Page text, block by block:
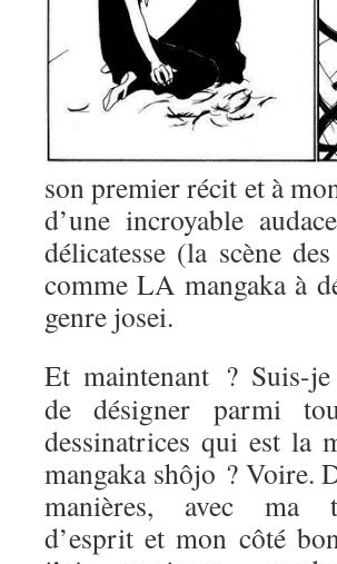
son premier récit et à
d’une incroyable
délicatesse (la scène
comme LA mangaka à
genre josei.
Et maintenant ? Suis-je
de désigner parmi
dessinatrices qui est la
mangaka shôjo ? Voire.
manières, avec ma
d’esprit et mon côté